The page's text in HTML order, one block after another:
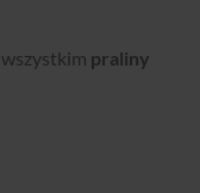
praliny